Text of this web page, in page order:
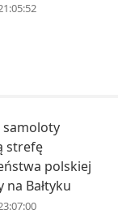
samoloty
strefę
polskiej
Bałtyku